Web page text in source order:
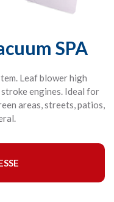
SPA
Leaf blower high
engines. Ideal for
areas, streets, patios,